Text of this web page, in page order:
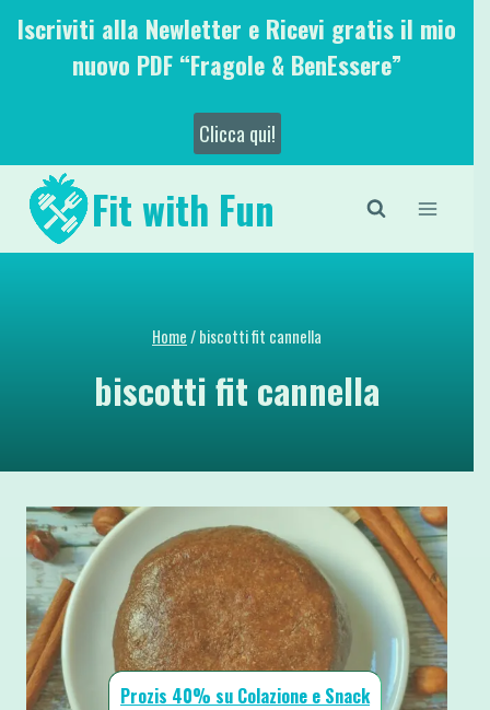
SaltaIscriviti alla Newletter e Ricevi gratis il mio
nuovo PDF “Fragole & BenEssere”
Clicca qui!
Fit with Fun
Home/biscotti fit cannella
biscotti fit cannella
Prozis 40% su Colazione e Snack